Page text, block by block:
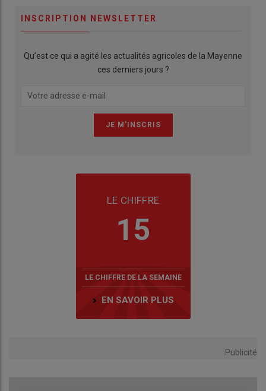
INSCRIPTION NEWSLETTER
Qu’est ce qui a agité les actualités agricoles de la Mayenne
ces derniers jours ?
LE CHIFFRE
15
LE CHIFFRE DE LA SEMAINE
EN SAVOIR PLUS
Publicité